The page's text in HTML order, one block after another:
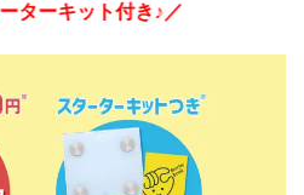
ターキット付き♪／